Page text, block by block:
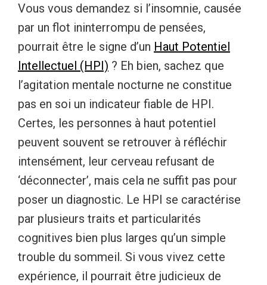
Vous vous demandez si l’insomnie, causée
par un flot ininterrompu de pensées,
pourrait être le signe d’un Haut Potentiel
Intellectuel (HPI) ? Eh bien, sachez que
l’agitation mentale nocturne ne constitue
pas en soi un indicateur fiable de HPI.
Certes, les personnes à haut potentiel
peuvent souvent se retrouver à réfléchir
intensément, leur cerveau refusant de
‘déconnecter’, mais cela ne suffit pas pour
poser un diagnostic. Le HPI se caractérise
par plusieurs traits et particularités
cognitives bien plus larges qu’un simple
trouble du sommeil. Si vous vivez cette
expérience, il pourrait être judicieux de